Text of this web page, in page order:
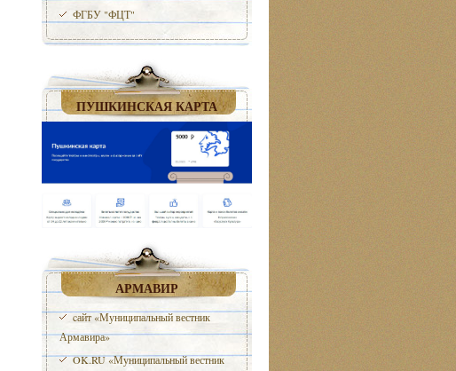
ФГБУ "ФЦТ"
ПУШКИНСКАЯ КАРТА
АРМАВИР
cайт «Муниципальный вестник
Армавира»
OK.RU «Муниципальный вестник